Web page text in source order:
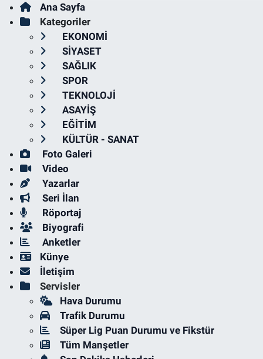
Ana Sayfa
Kategoriler
EKONOMİ
SİYASET
SAĞLIK
SPOR
TEKNOLOJİ
ASAYİŞ
EĞİTİM
KÜLTÜR - SANAT
Foto Galeri
Video
Yazarlar
Seri İlan
Röportaj
Biyografi
Anketler
Künye
İletişim
Servisler
Hava Durumu
Trafik Durumu
Süper Lig Puan Durumu ve Fikstür
Tüm Manşetler